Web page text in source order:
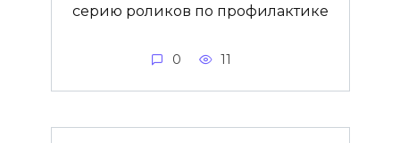
серию роликов по профилактике
0 11